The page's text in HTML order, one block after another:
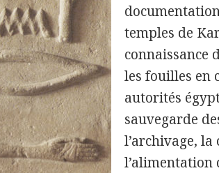
temples de
connaissance
les fouilles en
autorités
sauvegarde
l’archivage,
l’alimentation